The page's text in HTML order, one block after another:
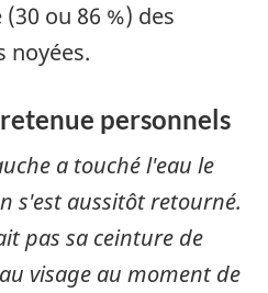
ou 86 %) des
noyées.
personnels
a touché l'eau le
s'est aussitôt retourné.
pas sa ceinture de
visage au moment de